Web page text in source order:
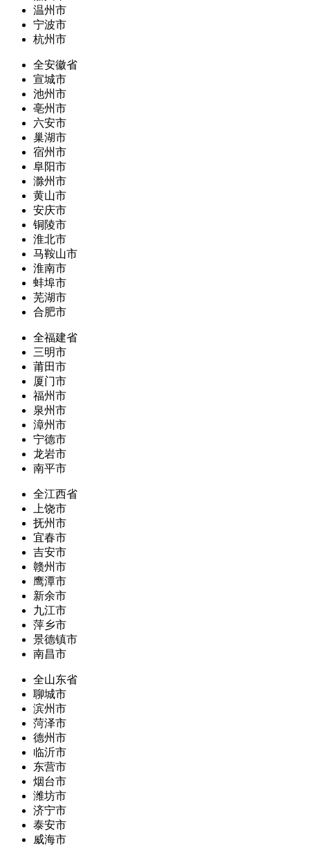
温州市
宁波市
杭州市
全安徽省
宣城市
池州市
亳州市
六安市
巢湖市
宿州市
阜阳市
滁州市
黄山市
安庆市
铜陵市
淮北市
马鞍山市
淮南市
蚌埠市
芜湖市
合肥市
全福建省
三明市
莆田市
厦门市
福州市
泉州市
漳州市
宁德市
龙岩市
南平市
全江西省
上饶市
抚州市
宜春市
吉安市
赣州市
鹰潭市
新余市
九江市
萍乡市
景德镇市
南昌市
全山东省
聊城市
滨州市
菏泽市
德州市
临沂市
东营市
烟台市
潍坊市
济宁市
泰安市
威海市